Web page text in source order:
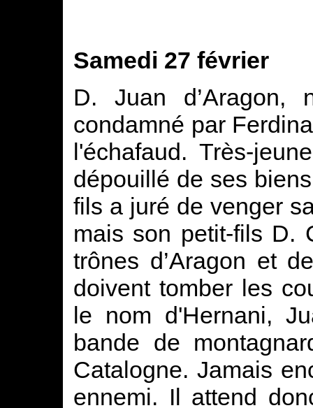
Samedi 27 février
D. Juan d’Aragon,
condamné par
l'échafaud. Très-
dépouillé de ses
fils a juré de venger
mais son petit-fils D.
trônes d’Aragon et
doivent tomber les
le nom d'Hernani,
bande de
Catalogne. Jamais
ennemi. Il attend